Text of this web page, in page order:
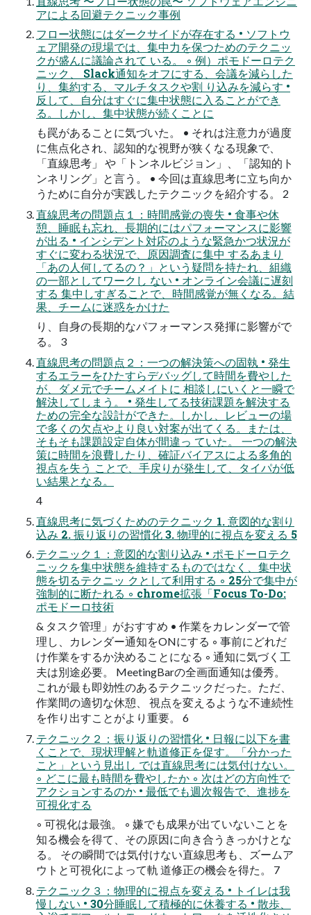
アによる回避テクニック事例
フロー状態にはダークサイドが存在する • ソフトウ
ェア開発の現場では、集中力を保つためのテクニッ
クが盛んに議論されて いる。 ◦ 例）ポモドーロテク
ニック、 Slack通知をオフにする、会議を減らした
り、集約する、マルチタスクや割 り込みを減らす •
反して、自分はすぐに集中状態に入ることができ
る。しかし、集中状態が続くことに
も罠があることに気づいた。 • それは注意力が過度
に焦点化され、認知的な視野が狭くなる現象で、
「直線思考」 や「トンネルビジョン」、「認知的ト
ンネリング」と言う。 • 今回は直線思考に立ち向か
うために自分が実践したテクニックを紹介する。 2
直線思考の問題点１：時間感覚の喪失 • 食事や休
憩、睡眠も忘れ、長期的にはパフォーマンスに影響
が出る • インシデント対応のような緊急かつ状況が
すぐに変わる状況で、原因調査に集中 するあまり
「あの人何してるの？」という疑問を持たれ、組織
の一部としてワークし ない • オンライン会議に遅刻
する 集中しすぎることで、時間感覚が無くなる。結
果、チームに迷惑をかけた
り、自身の長期的なパフォーマンス発揮に影響がで
る。 3
直線思考の問題点２：一つの解決策への固執 • 発生
するエラーをひたすらデバッグして時間を費やした
が、ダメ元でチームメイトに 相談しにいくと一瞬で
解決してしまう。 • 発生してる技術課題を解決する
ための完全な設計ができた。しかし、レビューの場
で多くの欠点やより良い対案が出てくる。または、
そもそも課題設定自体が間違っ ていた。 一つの解決
策に時間を浪費したり、確証バイアスによる多角的
視点を失う ことで、手戻りが発生して、タイパが低
い結果となる。
4
直線思考に気づくためのテクニック 1. 意図的な割り
込み 2. 振り返りの習慣化 3. 物理的に視点を変える 5
テクニック１：意図的な割り込み • ポモドーロテク
ニックを集中状態を維持するものではなく、集中状
態を切るテクニッ クとして利用する ◦ 25分で集中が
強制的に断たれる ◦ chrome拡張「Focus To-Do:
ポモドーロ技術
& タスク管理」がおすすめ • 作業をカレンダーで管
理し、カレンダー通知をONにする ◦ 事前にどれだ
け作業をするか決めることになる ◦ 通知に気づく工
夫は別途必要。 MeetingBarの全画面通知は優秀。
これが最も即効性のあるテクニックだった。ただ、
作業間の適切な休憩、 視点を変えるような不連続性
を作り出すことがより重要。 6
テクニック２：振り返りの習慣化 • 日報に以下を書
くことで、現状理解と軌道修正を促す。「分かった
こと」という見出し では直線思考には気付けない。
◦ どこに最も時間を費やしたか ◦ 次はどの方向性で
アクションするのか • 最低でも週次報告で、進捗を
可視化する
◦ 可視化は最強。 ◦ 嫌でも成果が出ていないことを
知る機会を得て、その原因に向き合うきっかけとな
る。 その瞬間では気付けない直線思考も、ズームア
ウトと可視化によって軌 道修正の機会を得た。 7
テクニック３：物理的に視点を変える • トイレは我
慢しない • 30分睡眠して積極的に休養する • 散歩、